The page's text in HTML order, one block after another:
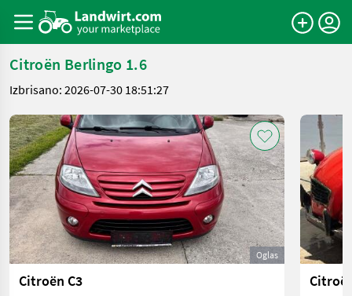
Citroën Berlingo 1.6
Izbrisano: 2026-07-30 18:51:27
Oglas
Citroën C3